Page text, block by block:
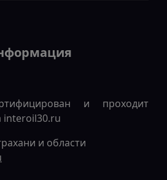
и проходит
interoil30.ru
и области